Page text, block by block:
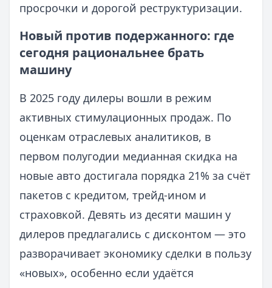
просрочки и дорогой реструктуризации.
Новый против подержанного: где
сегодня рациональнее брать
машину
В 2025 году дилеры вошли в режим
активных стимулационных продаж. По
оценкам отраслевых аналитиков, в
первом полугодии медианная скидка на
новые авто достигала порядка 21% за счёт
пакетов с кредитом, трейд‑ином и
страховкой. Девять из десяти машин у
дилеров предлагались с дисконтом — это
разворачивает экономику сделки в пользу
«новых», особенно если удаётся